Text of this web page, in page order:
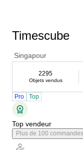
Timescube
Singapour
2295
Objets vendus
Pro Top
Top vendeur
Plus de 100